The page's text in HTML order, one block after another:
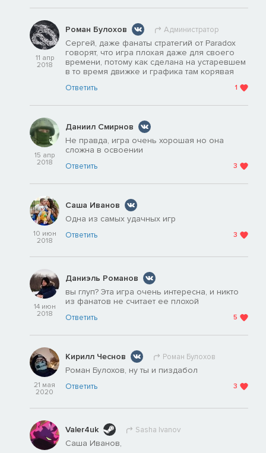
11 апр
2018
Роман Булохов Администратор
Сергей, даже фанаты стратегий от Paradox
говорят, что игра плохая даже для своего
времени, потому как сделана на устаревшем
в то время движке и графика там корявая
Ответить 1
15 апр
2018
Даниил Смирнов
Не правда, игра очень хорошая но она
сложна в освоении
Ответить 3
10 июн
2018
Саша Иванов
Одна из самых удачных игр
Ответить 3
14 июн
2018
Даниэль Романов
вы глуп? Эта игра очень интересна, и никто
из фанатов не считает ее плохой
Ответить 5
21 мая
2020
Кирилл Чеснов Роман Булохов
Роман Булохов, ну ты и пиздабол
Ответить 3
Valer4uk Sasha Ivanov
Саша Иванов,